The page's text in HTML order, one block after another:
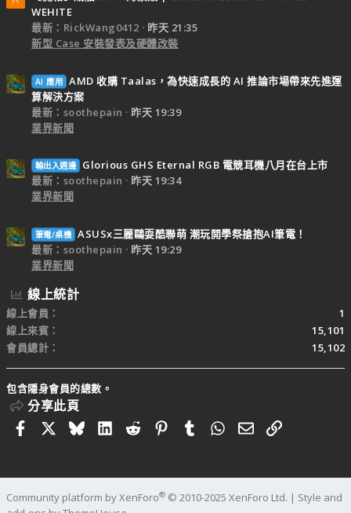
WEHITE
最新：RickWang0412
昨天 21:35
新型 Case 安裝發表及硬體改裝
AI 應用 AMD 收購 Taalas，為快速成長的 AI 推論市場帶來先進運
算解決方案
最新：soothepain
昨天 19:39
業界新聞
輸出入週邊
Glorious GHS Eternal RGB 電競耳機八月在台上市
最新：soothepain
昨天 19:34
業界新聞
筆電/桌機 ASUSx三麗鷗耍酷聯萌 潮玩開學祭搶抱AI筆電！
最新：soothepain
昨天 19:29
業界新聞
線上統計
線上會員
1
線上來賓
15,101
會員總計
15,102
包含隱身會員的總數。
分享此頁
FacebookBlueskyLinkedIn
RedditPinterestTumblrWhatsApp
電子郵件
連結
Community platform by XenForo® © 2010-2025 XenForo Ltd. | Style and